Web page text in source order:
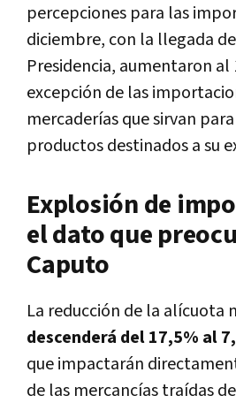
percepciones para las
diciembre, con la llegada
Presidencia, aumentaron al
excepción de las
mercaderías que sirvan
productos destinados a su
Explosión de
el dato que
Caputo
La reducción de la alícuota
descenderá del 17,5% al
que impactarán
de las mercancías traídas